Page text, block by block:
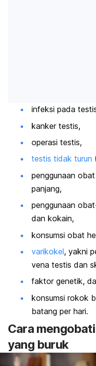
infeksi pada
kanker testis,
operasi testis,
testis tidak turun
penggunaan
panjang,
penggunaan
dan kokain,
konsumsi obat
varikokel, yakni
vena testis dan
faktor genetik,
konsumsi rokok
batang per hari.
Cara
yang buruk